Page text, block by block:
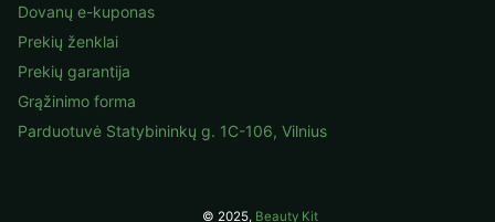
Dovanų e-kuponas
Prekių ženklai
Prekių garantija
Grąžinimo forma
Parduotuvė Statybininkų g. 1C-106, Vilnius
© 2025, Beauty Kit